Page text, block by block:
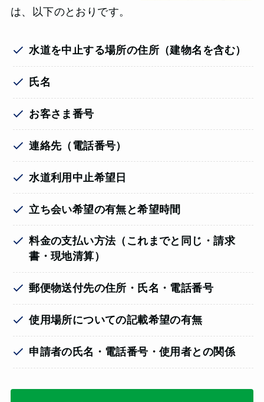
は、以下のとおりです。
水道を中止する場所の住所（建物名を含む）
氏名
お客さま番号
連絡先（電話番号）
水道利用中止希望日
立ち会い希望の有無と希望時間
料金の支払い方法（これまでと同じ・請求
書・現地清算）
郵便物送付先の住所・氏名・電話番号
使用場所についての記載希望の有無
申請者の氏名・電話番号・使用者との関係